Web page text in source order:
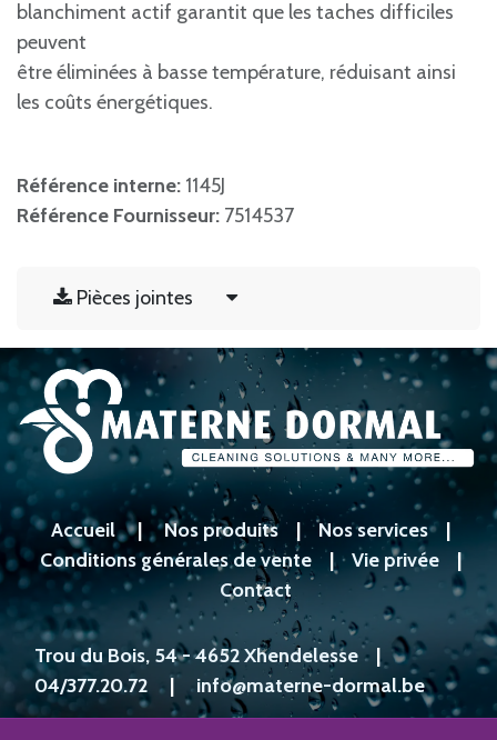
blanchiment actif garantit que les taches difficiles
peuvent
être éliminées à basse température, réduisant ainsi
les coûts énergétiques.
Référence interne: 1145J
Référence Fournisseur: 7514537
Pièces jointes
Accueil|Nos produits|Nos services|
Conditions générales de vente | Vie privée |
Contact
Trou du Bois, 54 - 4652 Xhendelesse|
04/377.20.72 |info@materne-dormal.be